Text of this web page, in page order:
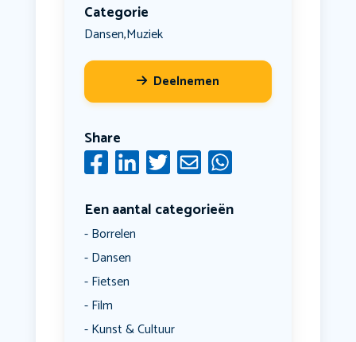
Categorie
Dansen,Muziek
Deelnemen
Share
Een aantal categorieën
Borrelen
Dansen
Fietsen
Film
Kunst & Cultuur